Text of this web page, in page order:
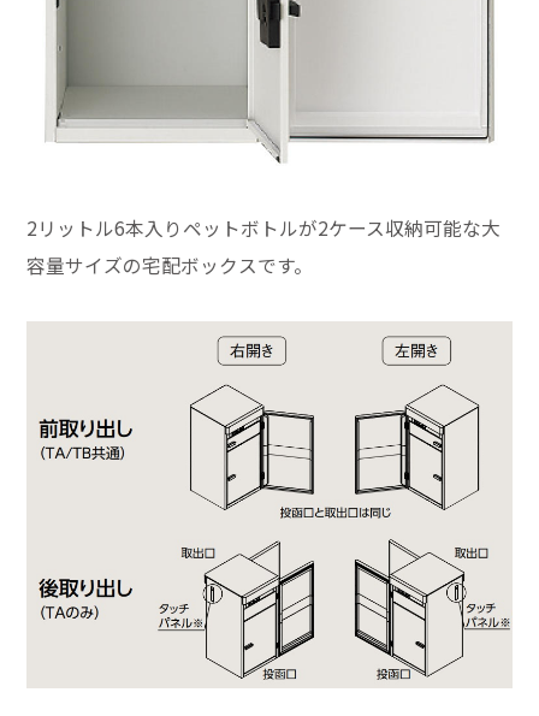
2リットル6本入りペットボトルが2ケース収納可能な大
容量サイズの宅配ボックスです。